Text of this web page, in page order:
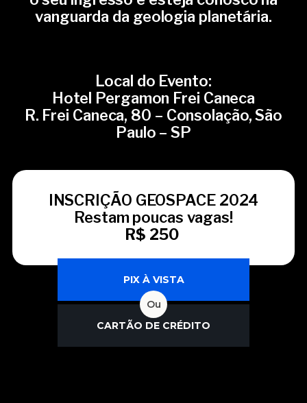
vanguarda da geologia planetária.
Local do Evento:
Hotel Pergamon Frei Caneca
R. Frei Caneca, 80 – Consolação, São
Paulo – SP
INSCRIÇÃO GEOSPACE 2024
Restam poucas vagas!
R$ 250
PIX À VISTA
Ou
CARTÃO DE CRÉDITO